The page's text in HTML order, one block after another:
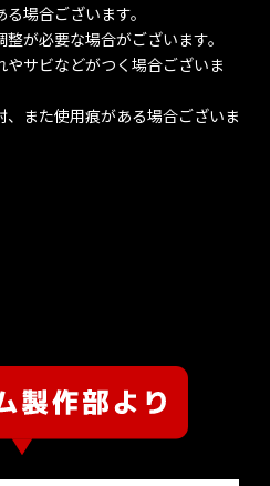
場合ございます。
が必要な場合がございます。
サビなどがつく場合ございま
また使用痕がある場合ございま